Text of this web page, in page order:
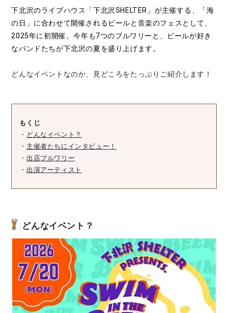
下北沢のライブハウス「下北沢SHELTER」が主催する、「海
の日」に合わせて開催されるビールと音楽のフェスとして、
2025年に初開催。今年も7つのブルワリーと、ビールが好き
なバンドたちが下北沢の夏を盛り上げます。
どんなイベントなのか、見どころをたっぷりご紹介します！
もくじ
・ どんなイベント？
・ 主催者たちにインタビュー！
・ 出店ブルワリー
・ 出演アーティスト
どんなイベント？